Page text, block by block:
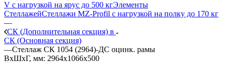
V с нагрузкой на ярус до 500 кгЭлементы
СтеллажейСтеллажи MZ-Profil с нагрузкой на полку до 170 кг
—
СК (Дополнительная секция) в
СК (Основная секция)
—Стеллаж СК 1054 (2964)-ДС оцинк. рамы
ВхШхГ, мм: 2964x1066x500